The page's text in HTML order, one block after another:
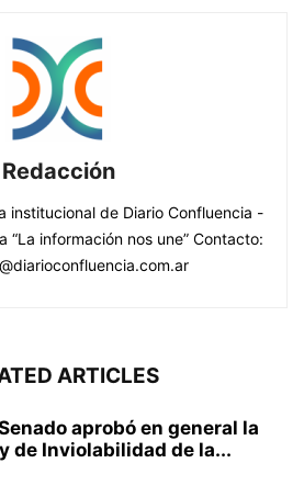
Redacción
institucional de Diario Confluencia -
“La información nos une” Contacto:
ARTICLES
aprobó en general la
de Inviolabilidad de la...